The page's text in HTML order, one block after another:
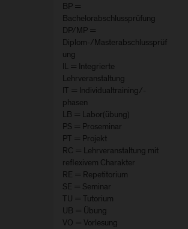
BP =
Bachelorabschlussprüfung
DP/MP =
Diplom-/Masterabschlussprüf
ung
IL = Integrierte
Lehrveranstaltung
IT = Individualtraining/-
phasen
LB = Labor(übung)
PS = Proseminar
PT = Projekt
RC = Lehrveranstaltung mit
reflexivem Charakter
RE = Repetitorium
SE = Seminar
TU = Tutorium
UB = Übung
VO = Vorlesung